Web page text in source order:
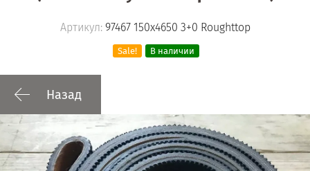
Артикул:97467 150х4650 3+0 Roughttop
Sale! В наличии
Назад